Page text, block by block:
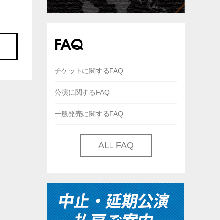
FAQ
チケットに関するFAQ
公演に関するFAQ
一般発売に関するFAQ
ALL FAQ